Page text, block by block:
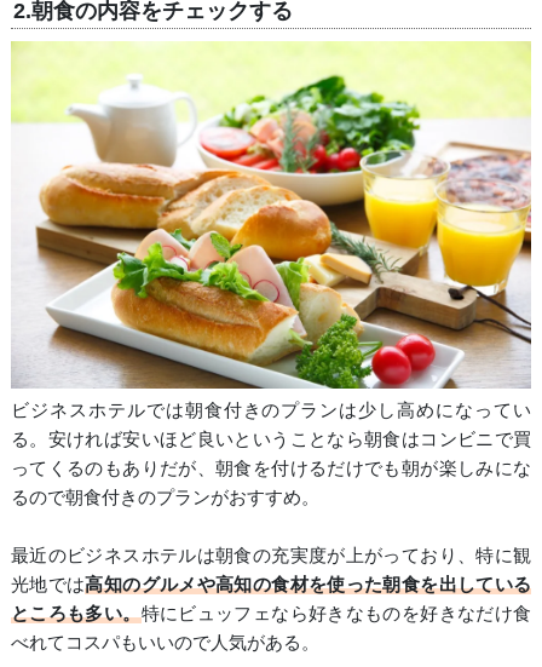
2.朝食の内容をチェックする
ビジネスホテルでは朝食付きのプランは少し高めになってい
る。安ければ安いほど良いということなら朝食はコンビニで買
ってくるのもありだが、朝食を付けるだけでも朝が楽しみにな
るので朝食付きのプランがおすすめ。
最近のビジネスホテルは朝食の充実度が上がっており、特に観
光地では高知のグルメや高知の食材を使った朝食を出している
ところも多い。特にビュッフェなら好きなものを好きなだけ食
べれてコスパもいいので人気がある。